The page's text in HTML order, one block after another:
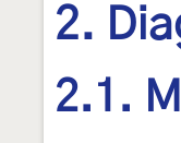
2.
2.1.